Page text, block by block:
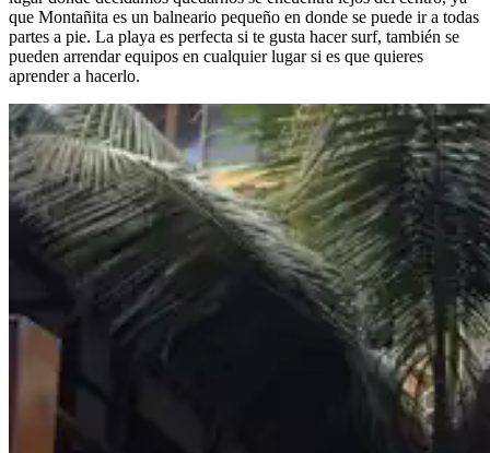
que Montañita es un balneario pequeño en donde se puede ir a todas
partes a pie. La playa es perfecta si te gusta hacer surf, también se
pueden arrendar equipos en cualquier lugar si es que quieres
aprender a hacerlo.